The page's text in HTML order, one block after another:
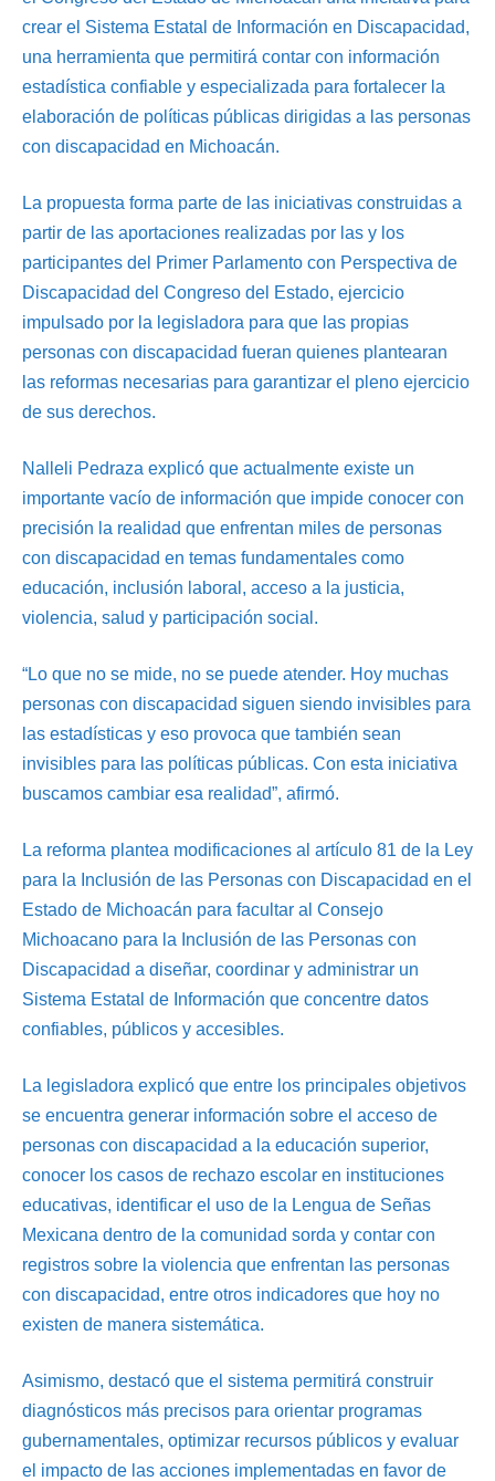
crear el Sistema Estatal de Información en Discapacidad,
una herramienta que permitirá contar con información
estadística confiable y especializada para fortalecer la
elaboración de políticas públicas dirigidas a las personas
con discapacidad en Michoacán.
La propuesta forma parte de las iniciativas construidas a
partir de las aportaciones realizadas por las y los
participantes del Primer Parlamento con Perspectiva de
Discapacidad del Congreso del Estado, ejercicio
impulsado por la legisladora para que las propias
personas con discapacidad fueran quienes plantearan
las reformas necesarias para garantizar el pleno ejercicio
de sus derechos.
Nalleli Pedraza explicó que actualmente existe un
importante vacío de información que impide conocer con
precisión la realidad que enfrentan miles de personas
con discapacidad en temas fundamentales como
educación, inclusión laboral, acceso a la justicia,
violencia, salud y participación social.
“Lo que no se mide, no se puede atender. Hoy muchas
personas con discapacidad siguen siendo invisibles para
las estadísticas y eso provoca que también sean
invisibles para las políticas públicas. Con esta iniciativa
buscamos cambiar esa realidad”, afirmó.
La reforma plantea modificaciones al artículo 81 de la Ley
para la Inclusión de las Personas con Discapacidad en el
Estado de Michoacán para facultar al Consejo
Michoacano para la Inclusión de las Personas con
Discapacidad a diseñar, coordinar y administrar un
Sistema Estatal de Información que concentre datos
confiables, públicos y accesibles.
La legisladora explicó que entre los principales objetivos
se encuentra generar información sobre el acceso de
personas con discapacidad a la educación superior,
conocer los casos de rechazo escolar en instituciones
educativas, identificar el uso de la Lengua de Señas
Mexicana dentro de la comunidad sorda y contar con
registros sobre la violencia que enfrentan las personas
con discapacidad, entre otros indicadores que hoy no
existen de manera sistemática.
Asimismo, destacó que el sistema permitirá construir
diagnósticos más precisos para orientar programas
gubernamentales, optimizar recursos públicos y evaluar
el impacto de las acciones implementadas en favor de